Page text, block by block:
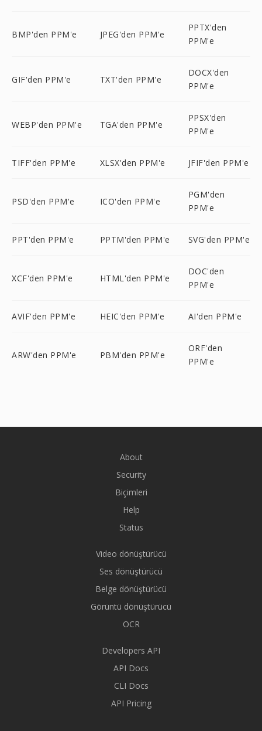
BMP'den PPM'e JPEG'den PPM'e
PPTX'den
PPM'e
GIF'den PPM'e TXT'den PPM'e
DOCX'den
PPM'e
WEBP'den PPM'e TGA'den PPM'e
PPSX'den
PPM'e
TIFF'den PPM'e XLSX'den PPM'e JFIF'den PPM'e
PSD'den PPM'e ICO'den PPM'e
PGM'den
PPM'e
PPT'den PPM'e PPTM'den PPM'e SVG'den PPM'e
XCF'den PPM'e HTML'den PPM'e
DOC'den
PPM'e
AVIF'den PPM'e HEIC'den PPM'e AI'den PPM'e
ARW'den PPM'e PBM'den PPM'e
ORF'den
PPM'e
About
Security
Biçimleri
Help
Status
Video dönüştürücü
Ses dönüştürücü
Belge dönüştürücü
Görüntü dönüştürücü
OCR
Developers API
API Docs
CLI Docs
API Pricing